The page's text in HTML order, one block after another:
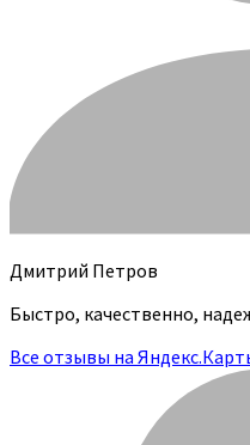
Дмитрий Петров
Быстро, качественно,
Все отзывы на